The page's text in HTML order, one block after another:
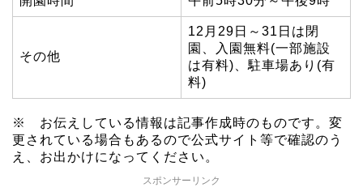
その他
12月29日～31日は閉
園、入園無料(一部施設
は有料)、駐車場あり(有
料)
※ お伝えしている情報は記事作成時のものです。変
更されている場合もあるので公式サイト等で確認のう
え、お出かけになってください。
スポンサーリンク